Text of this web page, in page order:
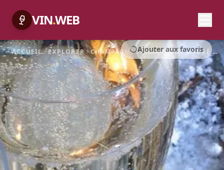
VIN.WEB
ACCUEIL EXPLORER CHAMPAGNE CHAMPAGNE ANDRÉ LENIQUE
Ajouter aux favoris